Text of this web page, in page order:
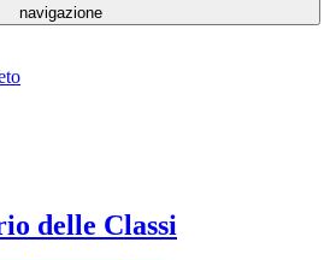
navigazione
delle Classi